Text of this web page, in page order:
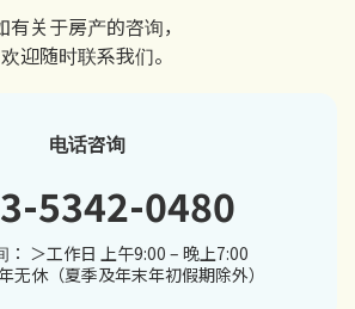
有关于房产的咨询，
欢迎随时联系我们。
电话咨询
5342-0480
： ＞工作日 上午9:00 – 晚上7:00
无休（夏季及年末年初假期除外）